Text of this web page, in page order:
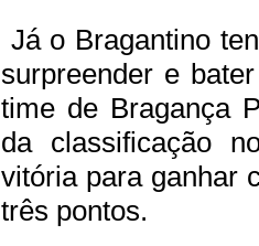
Já o Bragantino
surpreender e
time de Bragança
da classificação
vitória para ganhar
três pontos.